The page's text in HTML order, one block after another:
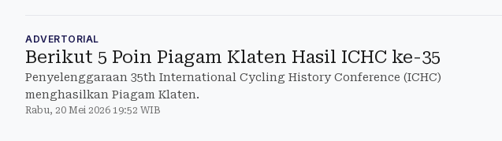
ADVERTORIAL
Berikut 5 Poin Piagam Klaten Hasil ICHC ke-35
Penyelenggaraan 35th International Cycling History Conference (ICHC)
menghasilkan Piagam Klaten.
Rabu, 20 Mei 2026 19:52 WIB